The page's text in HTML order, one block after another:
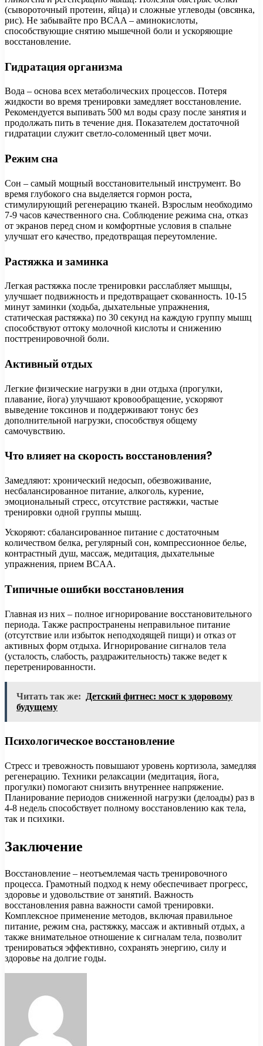
(сывороточный протеин, яйца) и сложные углеводы (овсянка,
рис). Не забывайте про BCAA – аминокислоты,
способствующие снятию мышечной боли и ускоряющие
восстановление.
Гидратация организма
Вода – основа всех метаболических процессов. Потеря
жидкости во время тренировки замедляет восстановление.
Рекомендуется выпивать 500 мл воды сразу после занятия и
продолжать пить в течение дня. Показателем достаточной
гидратации служит светло-соломенный цвет мочи.
Режим сна
Сон – самый мощный восстановительный инструмент. Во
время глубокого сна выделяется гормон роста,
стимулирующий регенерацию тканей. Взрослым необходимо
7-9 часов качественного сна. Соблюдение режима сна, отказ
от экранов перед сном и комфортные условия в спальне
улучшат его качество, предотвращая переутомление.
Растяжка и заминка
Легкая растяжка после тренировки расслабляет мышцы,
улучшает подвижность и предотвращает скованность. 10-15
минут заминки (ходьба, дыхательные упражнения,
статическая растяжка) по 30 секунд на каждую группу мышц
способствуют оттоку молочной кислоты и снижению
посттренировочной боли.
Активный отдых
Легкие физические нагрузки в дни отдыха (прогулки,
плавание, йога) улучшают кровообращение, ускоряют
выведение токсинов и поддерживают тонус без
дополнительной нагрузки, способствуя общему
самочувствию.
Что влияет на скорость восстановления?
Замедляют: хронический недосып, обезвоживание,
несбалансированное питание, алкоголь, курение,
эмоциональный стресс, отсутствие растяжки, частые
тренировки одной группы мышц.
Ускоряют: сбалансированное питание с достаточным
количеством белка, регулярный сон, компрессионное белье,
контрастный душ, массаж, медитация, дыхательные
упражнения, прием BCAA.
Типичные ошибки восстановления
Главная из них – полное игнорирование восстановительного
периода. Также распространены неправильное питание
(отсутствие или избыток неподходящей пищи) и отказ от
активных форм отдыха. Игнорирование сигналов тела
(усталость, слабость, раздражительность) также ведет к
перетренированности.
Читать так же:
Детский фитнес: мост к здоровому
будущему
Психологическое восстановление
Стресс и тревожность повышают уровень кортизола, замедляя
регенерацию. Техники релаксации (медитация, йога,
прогулки) помогают снизить внутреннее напряжение.
Планирование периодов сниженной нагрузки (делоады) раз в
4-8 недель способствует полному восстановлению как тела,
так и психики.
Заключение
Восстановление – неотъемлемая часть тренировочного
процесса. Грамотный подход к нему обеспечивает прогресс,
здоровье и удовольствие от занятий. Важность
восстановления равна важности самой тренировки.
Комплексное применение методов, включая правильное
питание, режим сна, растяжку, массаж и активный отдых, а
также внимательное отношение к сигналам тела, позволит
тренироваться эффективно, сохранять энергию, силу и
здоровье на долгие годы.